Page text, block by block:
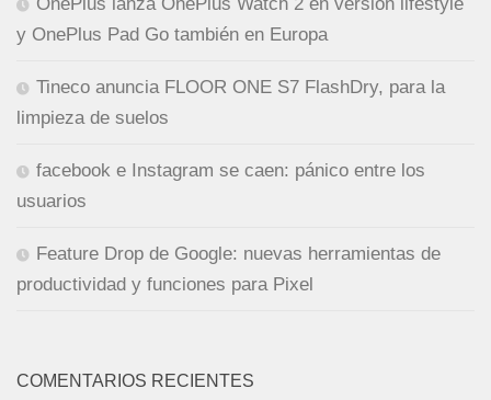
OnePlus lanza OnePlus Watch 2 en versión lifestyle
y OnePlus Pad Go también en Europa
Tineco anuncia FLOOR ONE S7 FlashDry, para la
limpieza de suelos
facebook e Instagram se caen: pánico entre los
usuarios
Feature Drop de Google: nuevas herramientas de
productividad y funciones para Pixel
COMENTARIOS RECIENTES